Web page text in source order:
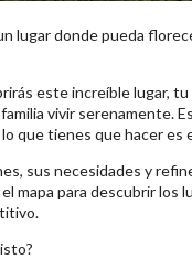
lugar donde pueda
este increíble lugar,
vivir serenamente.
que tienes que hacer es
sus necesidades y
mapa para descubrir los